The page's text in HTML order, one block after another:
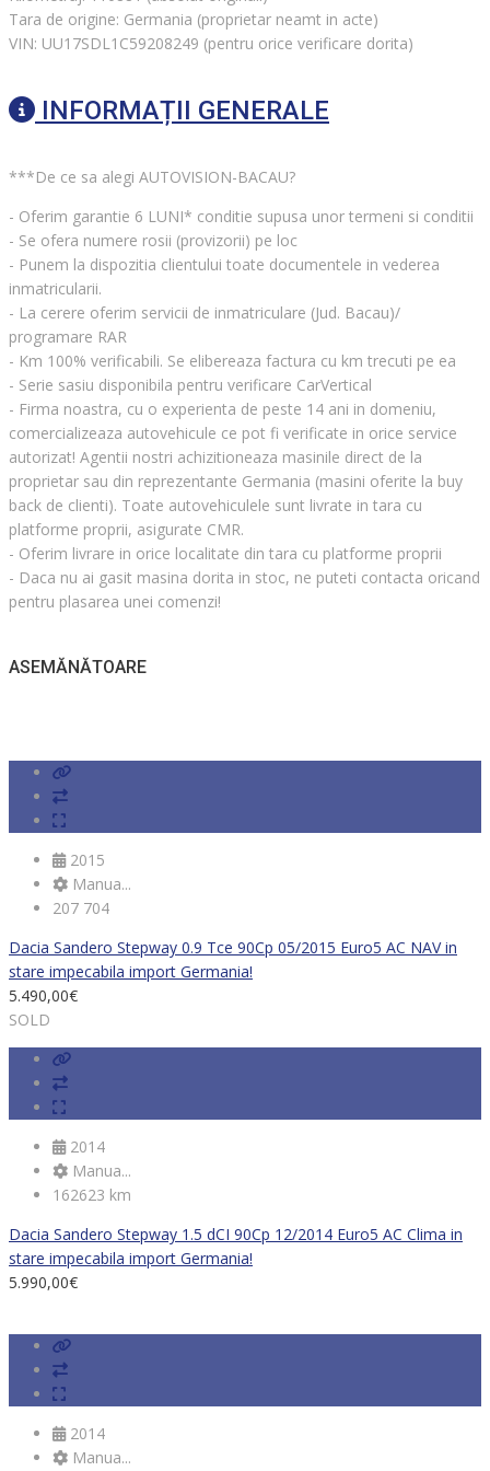
Tara de origine: Germania (proprietar neamt in acte)
VIN: UU17SDL1C59208249 (pentru orice verificare dorita)
INFORMAȚII GENERALE
***De ce sa alegi AUTOVISION-BACAU?
- Oferim garantie 6 LUNI* conditie supusa unor termeni si conditii
- Se ofera numere rosii (provizorii) pe loc
- Punem la dispozitia clientului toate documentele in vederea
inmatricularii.
- La cerere oferim servicii de inmatriculare (Jud. Bacau)/
programare RAR
- Km 100% verificabili. Se elibereaza factura cu km trecuti pe ea
- Serie sasiu disponibila pentru verificare CarVertical
- Firma noastra, cu o experienta de peste 14 ani in domeniu,
comercializeaza autovehicule ce pot fi verificate in orice service
autorizat! Agentii nostri achizitioneaza masinile direct de la
proprietar sau din reprezentante Germania (masini oferite la buy
back de clienti). Toate autovehiculele sunt livrate in tara cu
platforme proprii, asigurate CMR.
- Oferim livrare in orice localitate din tara cu platforme proprii
- Daca nu ai gasit masina dorita in stoc, ne puteti contacta oricand
pentru plasarea unei comenzi!
ASEMĂNĂTOARE
2015
Manua...
207 704
Dacia Sandero Stepway 0.9 Tce 90Cp 05/2015 Euro5 AC NAV in
stare impecabila import Germania!
5.490,00€
SOLD
2014
Manua...
162623 km
Dacia Sandero Stepway 1.5 dCI 90Cp 12/2014 Euro5 AC Clima in
stare impecabila import Germania!
5.990,00€
2014
Manua...